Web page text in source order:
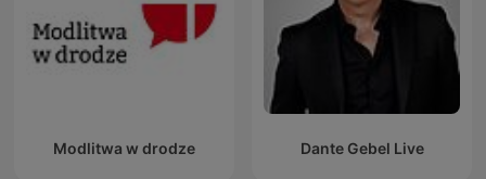
Modlitwa w drodze Dante Gebel Live